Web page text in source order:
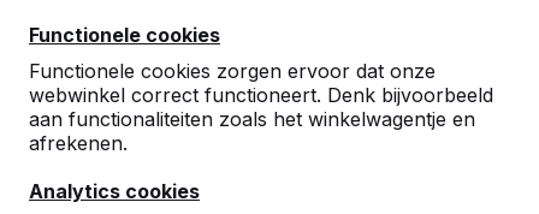
Functionele cookies
Functionele cookies zorgen ervoor dat onze
webwinkel correct functioneert. Denk bijvoorbeeld
aan functionaliteiten zoals het winkelwagentje en
afrekenen.
Analytics cookies
locatie.